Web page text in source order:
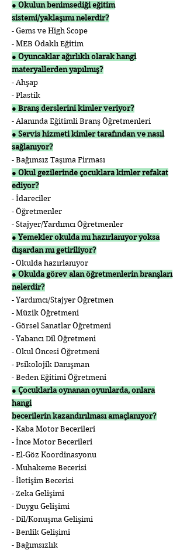
● Okulun benimsediği eğitim
sistemi/yaklaşımı nelerdir?
- Gems ve High Scope
- MEB Odaklı Eğitim
● Oyuncaklar ağırlıklı olarak hangi
materyallerden yapılmış?
- Ahşap
- Plastik
● Branş derslerini kimler veriyor?
- Alanında Eğitimli Branş Öğretmenleri
● Servis hizmeti kimler tarafından ve nasıl
sağlanıyor?
- Bağımsız Taşıma Firması
● Okul gezilerinde çocuklara kimler refakat
ediyor?
- İdareciler
- Öğretmenler
- Stajyer/Yardımcı Öğretmenler
● Yemekler okulda mı hazırlanıyor yoksa
dışardan mı getiriliyor?
- Okulda hazırlanıyor
● Okulda görev alan öğretmenlerin branşları
nelerdir?
- Yardımcı/Stajyer Öğretmen
- Müzik Öğretmeni
- Görsel Sanatlar Öğretmeni
- Yabancı Dil Öğretmeni
- Okul Öncesi Öğretmeni
- Psikolojik Danışman
- Beden Eğitimi Öğretmeni
● Çocuklarla oynanan oyunlarda, onlara
hangi
becerilerin kazandırılması amaçlanıyor?
- Kaba Motor Becerileri
- İnce Motor Becerileri
- El-Göz Koordinasyonu
- Muhakeme Becerisi
- İletişim Becerisi
- Zeka Gelişimi
- Duygu Gelişimi
- Dil/Konuşma Gelişimi
- Benlik Gelişimi
- Bağımsızlık